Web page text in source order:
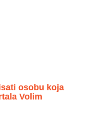
osobu koja
Volim